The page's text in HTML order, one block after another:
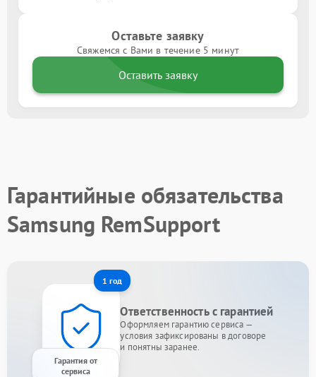
Оставьте заявку
Свяжемся с Вами в течение 5 минут
Оставить заявку
Гарантийные обязательства
Samsung RemSupport
1 год
Гарантия от
сервиса
Ответственность с гарантией
Оформляем гарантию сервиса —
условия зафиксированы в договоре
и понятны заранее.